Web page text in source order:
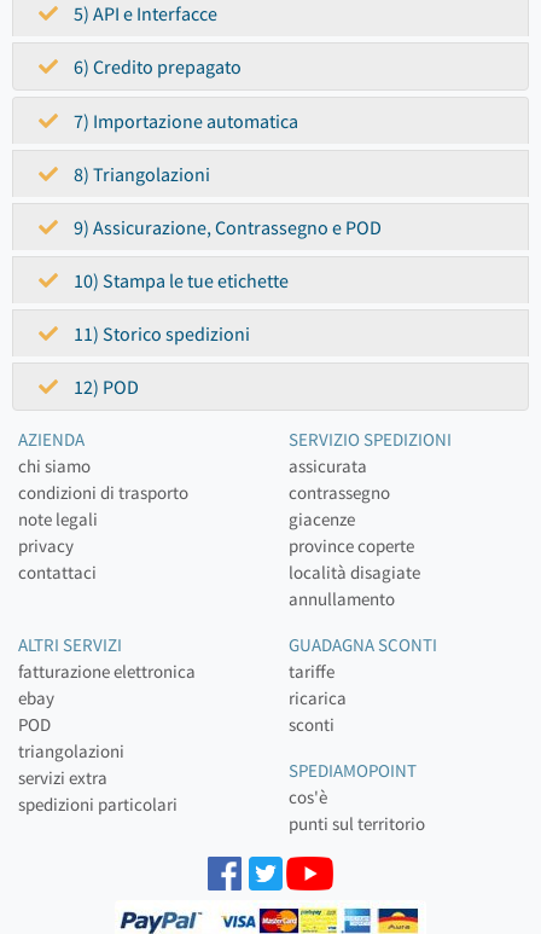
5) API e Interfacce
6) Credito prepagato
7) Importazione automatica
8) Triangolazioni
9) Assicurazione, Contrassegno e POD
10) Stampa le tue etichette
11) Storico spedizioni
12) POD
AZIENDA
chi siamo
condizioni di trasporto
note legali
privacy
contattaci
SERVIZIO SPEDIZIONI
assicurata
contrassegno
giacenze
province coperte
località disagiate
annullamento
ALTRI SERVIZI
fatturazione elettronica
ebay
POD
triangolazioni
servizi extra
spedizioni particolari
GUADAGNA SCONTI
tariffe
ricarica
sconti
SPEDIAMOPOINT
cos'è
punti sul territorio